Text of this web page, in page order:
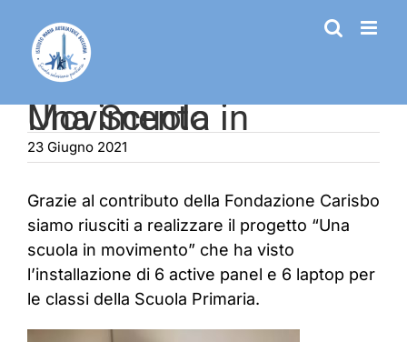
contenuto
Una Scuola in Movimento
23 Giugno 2021
Grazie al contributo della Fondazione Carisbo
siamo riusciti a realizzare il progetto “Una
scuola in movimento” che ha visto
l’installazione di 6 active panel e 6 laptop per
le classi della Scuola Primaria.